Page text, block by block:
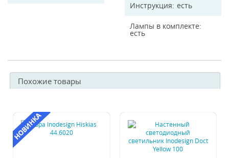
Инструкция есть
Лампы в комплекте
есть
Похожие товары